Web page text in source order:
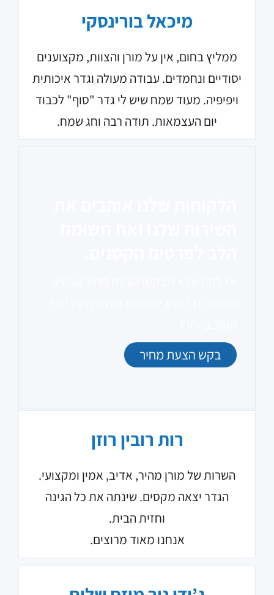
מיכאל בורינסקי
ממליץ בחום, אין על מורן והצוות, מקצוענים
יסודיים ונחמדים. עבודה מעולה וגדר איכותית
ויפיפיה. מעוד שמח שיש לי גדר "סוף" לכבוד
יום העצמאות. תודה רבה וחג שמח.
בקש הצעת מחיר
רות רובין רוזן
השרות של מורן מהיר, אדיב, אמין ומקצועי.
הגדר יצאה מקסים. שינתה את כל הגינה
וחזית הבית.
אנחנו מאוד מרוצים.